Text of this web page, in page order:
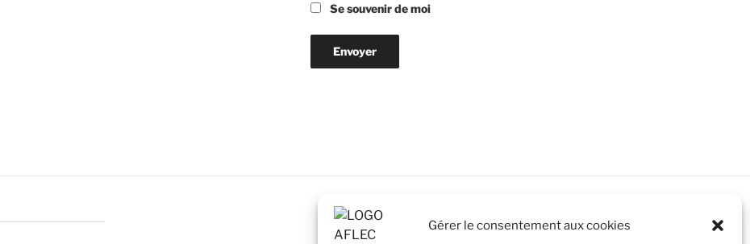
Gérer le consentement aux cookies
Se souvenir de moi